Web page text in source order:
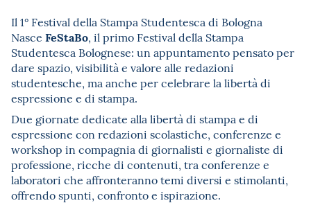
Il 1° Festival della Stampa Studentesca di Bologna
Nasce FeStaBo, il primo Festival della Stampa
Studentesca Bolognese: un appuntamento pensato per
dare spazio, visibilità e valore alle redazioni
studentesche, ma anche per celebrare la libertà di
espressione e di stampa.
Due giornate dedicate alla libertà di stampa e di
espressione con redazioni scolastiche, conferenze e
workshop in compagnia di giornalisti e giornaliste di
professione, ricche di contenuti, tra conferenze e
laboratori che affronteranno temi diversi e stimolanti,
offrendo spunti, confronto e ispirazione.